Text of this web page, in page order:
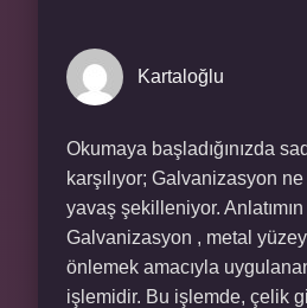
Kartaloğlu
Okumaya başladığınızda
karşılıyor; Galvanizasyon
yavaş şekilleniyor. Anlatımın
Galvanizasyon , metal
önlemek amacıyla
işlemidir. Bu işlemde, çelik